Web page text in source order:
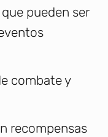
pueden ser
combate y
recompensas